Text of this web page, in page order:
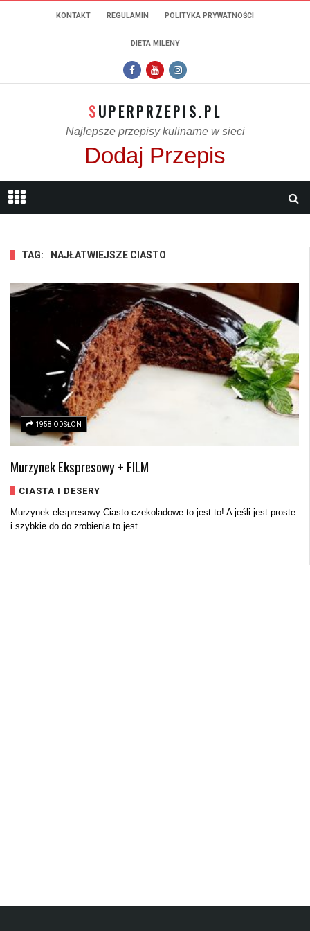
KONTAKT REGULAMIN POLITYKA PRYWATNOŚCI
DIETA MILENY
SUPERPRZEPIS.PL
Najlepsze przepisy kulinarne w sieci
Dodaj Przepis
TAG: NAJŁATWIEJSZE CIASTO
1958 ODSŁON
Murzynek Ekspresowy + FILM
CIASTA I DESERY
Murzynek ekspresowy Ciasto czekoladowe to jest to! A jeśli jest proste
i szybkie do do zrobienia to jest...